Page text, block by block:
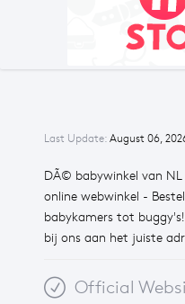
Last Update: August 06,
DÃ© babywinkel van
online webwinkel -
babykamers tot
bij ons aan het juiste
Official